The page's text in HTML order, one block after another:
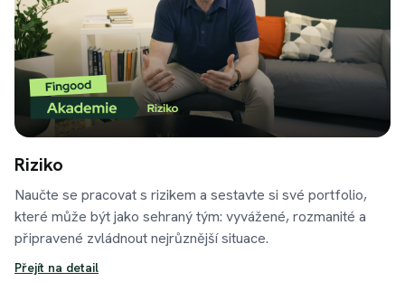
Riziko
Naučte se pracovat s rizikem a sestavte si své portfolio,
které může být jako sehraný tým: vyvážené, rozmanité a
připravené zvládnout nejrůznější situace.
Přejít na detail